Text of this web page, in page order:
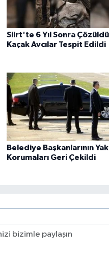
Siirt'te 6 Yıl Sonra
Kaçak Avcılar Tespit Edildi
Belediye Başkanlarının
Korumaları Geri Çekildi